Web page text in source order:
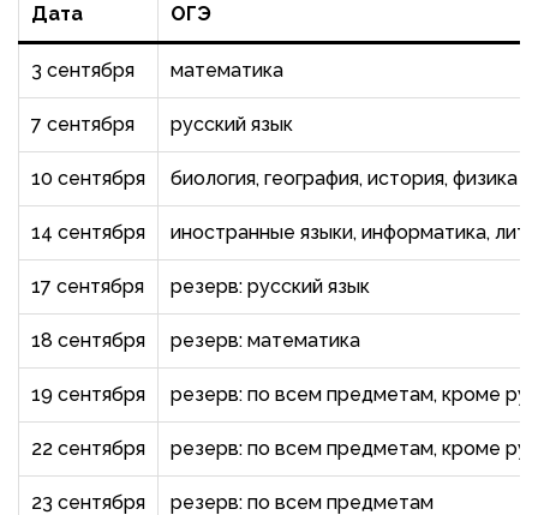
Дата ОГЭ
3 сентября математика
7 сентября русский язык
10 сентября биология, география, история, физика
14 сентября иностранные языки, информатика,
17 сентября резерв: русский язык
18 сентября резерв: математика
19 сентября резерв: по всем предметам, кроме
22 сентября резерв: по всем предметам, кроме
23 сентября резерв: по всем предметам